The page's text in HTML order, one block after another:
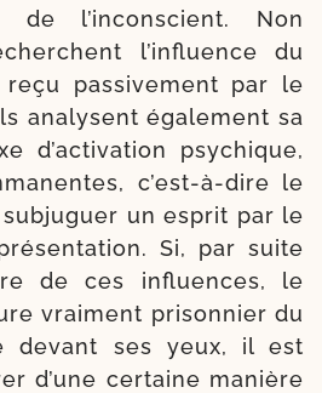
de l’in­cons­cient. Non
l’in­fluence du
pas­si­ve­ment par le
ana­lysent éga­le­ment sa
d’ac­ti­va­tion psy­chique,
c’est-​à-​dire le
sub­ju­guer un esprit par le
Si, par suite
de ces influences, le
vrai­ment pri­son­nier du
devant ses yeux, il est
d’une cer­taine manière